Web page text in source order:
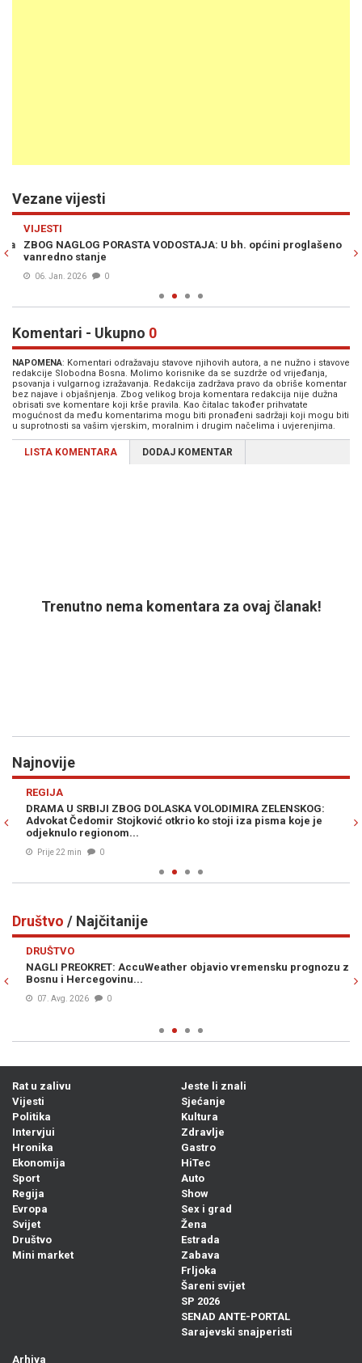
Vezane vijesti
VIJESTI
ZBOG NAGLOG PORASTA VODOSTAJA: U bh. općini proglašeno
vanredno stanje
06. Jan. 2026 0
Komentari - Ukupno 0
NAPOMENA: Komentari odražavaju stavove njihovih autora, a ne nužno i stavove
redakcije Slobodna Bosna. Molimo korisnike da se suzdrže od vrijeđanja,
psovanja i vulgarnog izražavanja. Redakcija zadržava pravo da obriše komentar
bez najave i objašnjenja. Zbog velikog broja komentara redakcija nije dužna
obrisati sve komentare koji krše pravila. Kao čitalac također prihvatate
mogućnost da među komentarima mogu biti pronađeni sadržaji koji mogu biti
u suprotnosti sa vašim vjerskim, moralnim i drugim načelima i uvjerenjima.
LISTA KOMENTARA DODAJ KOMENTAR
Trenutno nema komentara za ovaj članak!
Najnovije
REGIJA
DRAMA U SRBIJI ZBOG DOLASKA VOLODIMIRA ZELENSKOG:
Advokat Čedomir Stojković otkrio ko stoji iza pisma koje je
odjeknulo regionom...
Prije 22 min 0
Društvo / Najčitanije
DRUŠTVO
NAGLI PREOKRET: AccuWeather objavio vremensku prognozu za
Bosnu i Hercegovinu...
07. Avg. 2026 0
Rat u zalivu
Vijesti
Politika
Intervjui
Hronika
Ekonomija
Sport
Regija
Evropa
Svijet
Društvo
Mini market
Jeste li znali
Sjećanje
Kultura
Zdravlje
Gastro
HiTec
Auto
Show
Sex i grad
Žena
Estrada
Zabava
Frljoka
Šareni svijet
SP 2026
SENAD ANTE-PORTAL
Sarajevski snajperisti
Arhiva